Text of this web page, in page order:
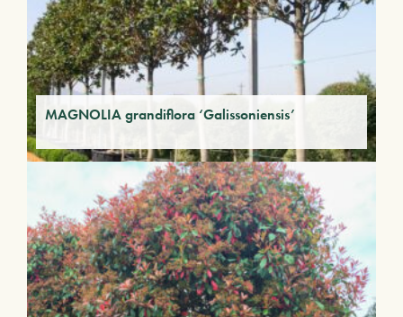
MAGNOLIA grandiflora ‘Galissoniensis’